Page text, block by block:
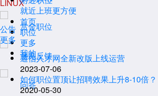
赏金职位
意见反馈
问答
就近上班更方便
公告
更多
通信人才网全新改版上线运营
2023-07-06
如何职位置顶让招聘效果上升8-10倍？
2020-05-30
LINUX
首页
职位
更多
我的